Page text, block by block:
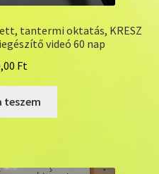
tantermi oktatás, KRESZ
videó 60 nap
Ft
teszem